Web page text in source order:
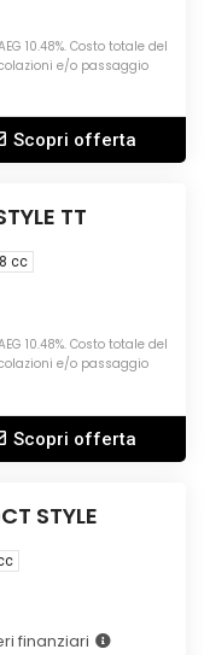
10.48%. Costo totale del
e/o passaggio
Scopri offerta
TT
cc
10.48%. Costo totale del
e/o passaggio
Scopri offerta
STYLE
finanziari